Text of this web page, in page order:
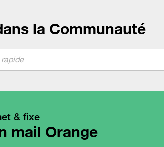
la Communauté
& fixe
mail Orange